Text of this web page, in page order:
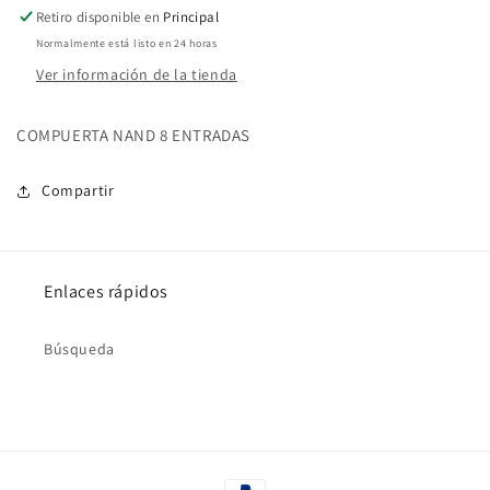
Retiro disponible en Principal
Normalmente está listo en 24 horas
Ver información de la tienda
COMPUERTA NAND 8 ENTRADAS
Compartir
Enlaces rápidos
Búsqueda
Formas